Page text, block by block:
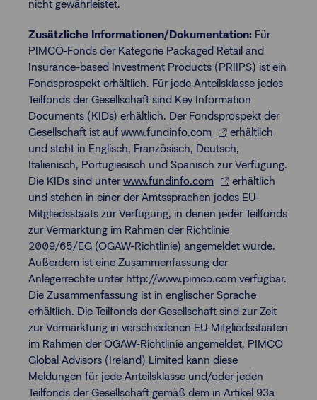
nicht gewährleistet.
Zusätzliche Informationen/Dokumentation: Für
PIMCO-Fonds der Kategorie Packaged Retail and
Insurance-based Investment Products (PRIIPS) ist ein
Fondsprospekt erhältlich. Für jede Anteilsklasse jedes
Teilfonds der Gesellschaft sind Key Information
Documents (KIDs) erhältlich. Der Fondsprospekt der
Gesellschaft ist auf www.fundinfo.com
erhältlich
und steht in Englisch, Französisch, Deutsch,
Italienisch, Portugiesisch und Spanisch zur Verfügung.
Die KIDs sind unterwww.fundinfo.com
erhältlich
und stehen in einer der Amtssprachen jedes EU-
Mitgliedsstaats zur Verfügung, in denen jeder Teilfonds
zur Vermarktung im Rahmen der Richtlinie
2009/65/EG (OGAW-Richtlinie) angemeldet wurde.
Außerdem ist eine Zusammenfassung der
Anlegerrechte unter http://www.pimco.com verfügbar.
Die Zusammenfassung ist in englischer Sprache
erhältlich. Die Teilfonds der Gesellschaft sind zur Zeit
zur Vermarktung in verschiedenen EU-Mitgliedsstaaten
im Rahmen der OGAW-Richtlinie angemeldet. PIMCO
Global Advisors (Ireland) Limited kann diese
Meldungen für jede Anteilsklasse und/oder jeden
Teilfonds der Gesellschaft gemäß dem in Artikel 93a